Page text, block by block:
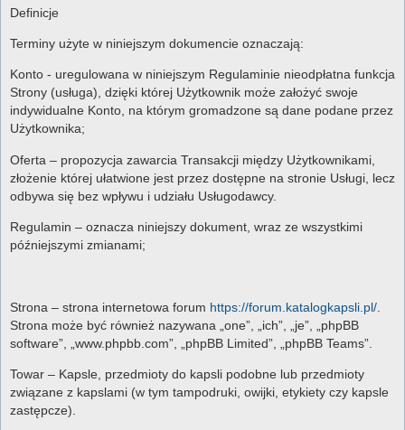
Definicje
Terminy użyte w niniejszym dokumencie oznaczają:
Konto - uregulowana w niniejszym Regulaminie nieodpłatna funkcja
Strony (usługa), dzięki której Użytkownik może założyć swoje
indywidualne Konto, na którym gromadzone są dane podane przez
Użytkownika;
Oferta – propozycja zawarcia Transakcji między Użytkownikami,
złożenie której ułatwione jest przez dostępne na stronie Usługi, lecz
odbywa się bez wpływu i udziału Usługodawcy.
Regulamin – oznacza niniejszy dokument, wraz ze wszystkimi
późniejszymi zmianami;
Strona – strona internetowa forum https://forum.katalogkapsli.pl/
Strona może być również nazywana „one”, „ich”, „je”, „phpBB
software”, „www.phpbb.com”, „phpBB Limited”, „phpBB Teams”.
Towar – Kapsle, przedmioty do kapsli podobne lub przedmioty
związane z kapslami (w tym tampodruki, owijki, etykiety czy kapsle
zastępcze).